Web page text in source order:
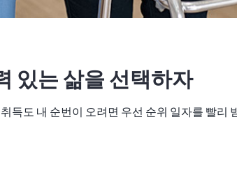
있는 삶을 선택하자
득도 내 순번이 오려면 우선 순위 일자를 빨